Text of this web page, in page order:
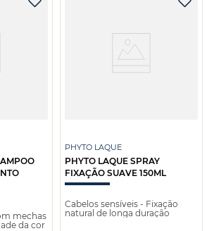
mechas
da cor
PHYTO LAQUE
PHYTO LAQUE SPRAY
FIXAÇÃO SUAVE 150ML
Cabelos sensíveis - Fixação
natural de longa duração